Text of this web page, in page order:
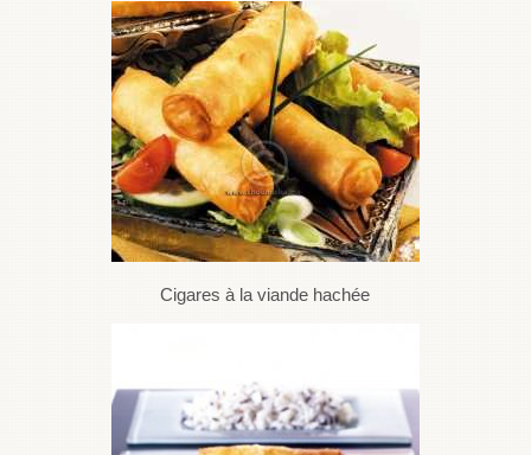
Cigares à la viande hachée